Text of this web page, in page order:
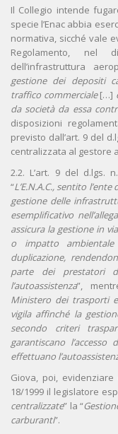
Il Collegio intende
specie l’Enac abbia
normativa, sicché vale
Regolamento, nel
dell’infrastruttura
gestione dei depositi
traffico commerciale[…]
da società da essa
disposizioni
previsto dall’art. 9 del
centralizzata al gestore
2.2. L’art. 9 del d.lgs.
“L’E.N.A.C., sentito
gestione delle
esemplificativo
assicura la gestione in
o impatto
duplicazione,
parte dei prestatori
l’autoassistenza”,
Ministero dei trasporti e
vigila affinché la
secondo criteri
garantiscano
effettuano
Giova, poi,
18/1999 il legislatore
centralizzate” la “
carburanti”.